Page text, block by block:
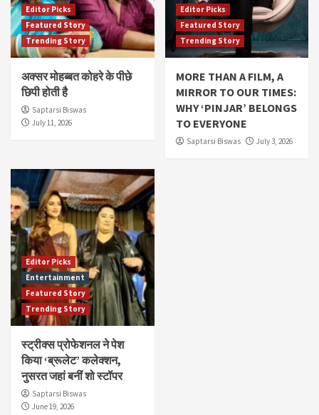
Editor Picks
Featured Story
Trending Story
अक्सर मोहब्बत कोहरे के पीछे
छिपी होती है
Saptarsi Biswas
July 11, 2026
Editor Picks
Featured Story
Trending Story
MORE THAN A FILM, A
MIRROR TO OUR TIMES:
WHY ‘PINJAR’ BELONGS
TO EVERYONE
Saptarsi Biswas July 3, 2026
Editor Picks
Entertainment
Featured Story
Trending Story
स्ट्रीक्स प्रोफेशनल ने पेश
किया ‘ब्रूलेट’ कलेक्शन,
नुसरत जहां बनीं शो स्टॉपर
Saptarsi Biswas
June 19, 2026